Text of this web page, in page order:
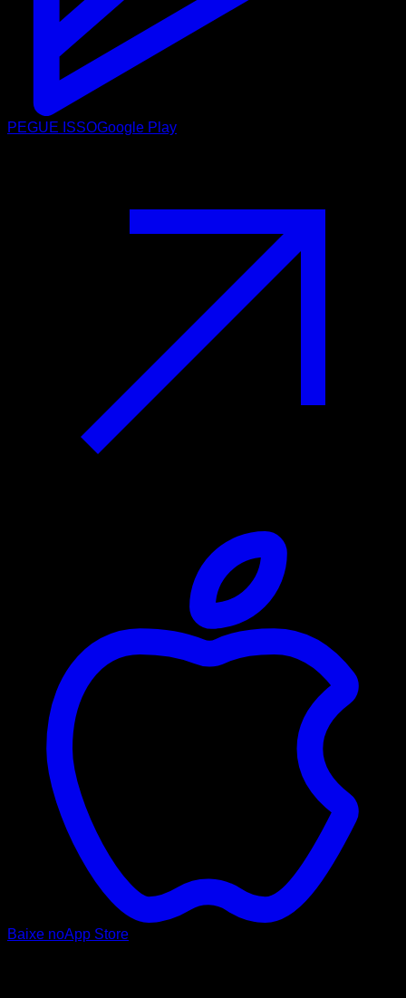
PEGUE ISSOGoogle Play
Baixe noApp Store